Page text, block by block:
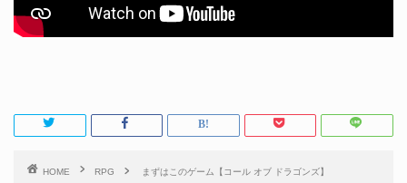
HOME RPG まずはこのゲーム【コール オブ ドラゴンズ】